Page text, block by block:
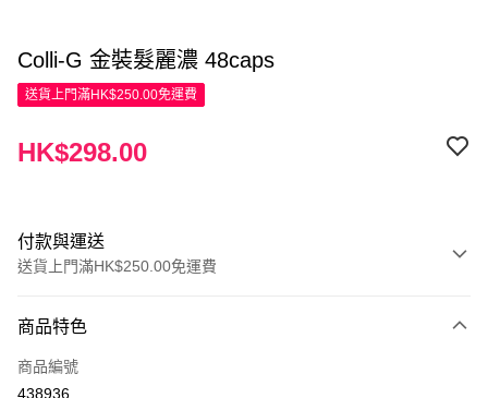
Colli-G 金裝髮麗濃 48caps
送貨上門滿HK$250.00免運費
HK$298.00
付款與運送
送貨上門滿HK$250.00免運費
信用卡
Apple Pay
商品特色
商品編號
438936